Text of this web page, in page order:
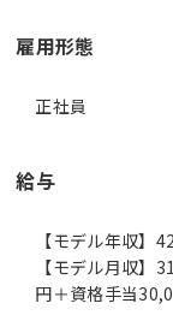
雇用形態
正社員
給与
【モデル年収】
【モデル月収】
円＋資格手当